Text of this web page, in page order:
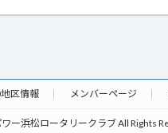
区情報 メンバーページ
ー浜松ロータリークラブ All Rights